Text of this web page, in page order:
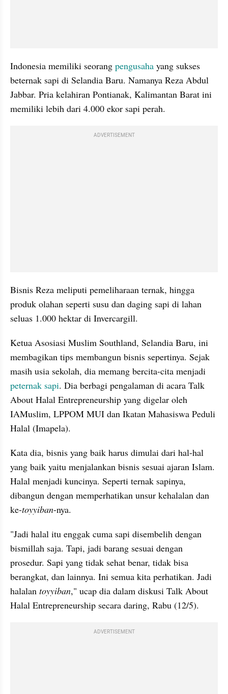
Indonesia memiliki seorang pengusaha yang sukses
Jabbar. Pria kelahiran Pontianak, Kalimantan Barat ini
memiliki lebih dari 4.000 ekor sapi perah.
ADVERTISEMENT
Bisnis Reza meliputi pemeliharaan ternak, hingga
produk olahan seperti susu dan daging sapi di lahan
seluas 1.000 hektar di Invercargill.
Ketua Asosiasi Muslim Southland, Selandia Baru, ini
membagikan tips membangun bisnis sepertinya. Sejak
peternak sapi. Dia berbagi pengalaman di acara Talk
About Halal Entrepreneurship yang digelar oleh
IAMuslim, LPPOM MUI dan Ikatan Mahasiswa Peduli
Halal (Imapela).
Kata dia, bisnis yang baik harus dimulai dari hal-hal
yang baik yaitu menjalankan bisnis sesuai ajaran Islam.
Halal menjadi kuncinya. Seperti ternak sapinya,
dibangun dengan memperhatikan unsur kehalalan dan
ke-toyyiban-nya.
"Jadi halal itu enggak cuma sapi disembelih dengan
bismillah saja. Tapi, jadi barang sesuai dengan
prosedur. Sapi yang tidak sehat benar, tidak bisa
halalan toyyiban," ucap dia dalam diskusi Talk About
Halal Entrepreneurship secara daring, Rabu (12/5).
ADVERTISEMENT